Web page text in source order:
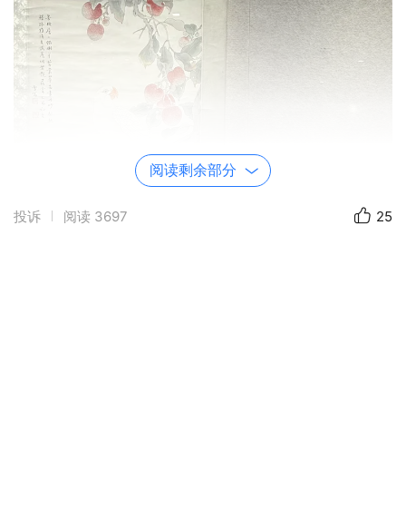
阅读剩余部分
投诉 阅读 3697 25